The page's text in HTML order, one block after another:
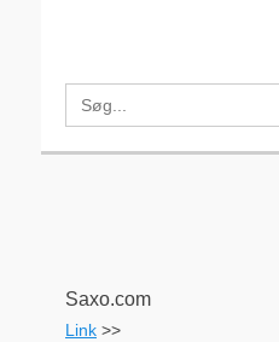
Search
for:
Saxo.com
Link >>